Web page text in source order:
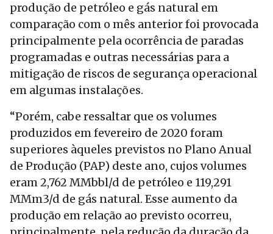
produção de petróleo e gás natural em
comparação com o mês anterior foi provocada
principalmente pela ocorrência de paradas
programadas e outras necessárias para a
mitigação de riscos de segurança operacional
em algumas instalações.
“Porém, cabe ressaltar que os volumes
produzidos em fevereiro de 2020 foram
superiores àqueles previstos no Plano Anual
de Produção (PAP) deste ano, cujos volumes
eram 2,762 MMbbl/d de petróleo e 119,291
MMm3/d de gás natural. Esse aumento da
produção em relação ao previsto ocorreu,